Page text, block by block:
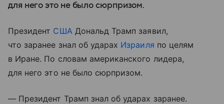
для него это не было сюрпризом.
Президент СШАДональд Трамп заявил,
что заранее знал об ударах Израиля по целям
в Иране. По словам американского лидера,
для него это не было сюрпризом.
— Президент Трамп знал об ударах заранее.